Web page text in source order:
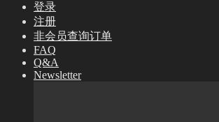
登录
注册
非会员查询订单
FAQ
Q&A
Newsletter